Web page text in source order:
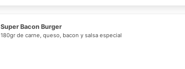
Super Bacon Burger
180gr de carne, queso, bacon y salsa especial